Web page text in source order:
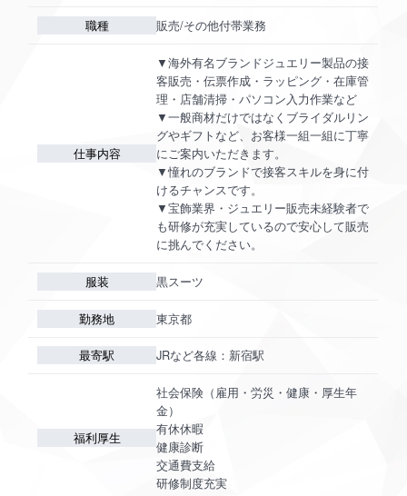
職種 販売/その他付帯業務
仕事内容
▼海外有名ブランドジュエリー製品の接
客販売・伝票作成・ラッピング・在庫管
理・店舗清掃・パソコン入力作業など
▼一般商材だけではなくブライダルリン
グやギフトなど、お客様一組一組に丁寧
にご案内いただきます。
▼憧れのブランドで接客スキルを身に付
けるチャンスです。
▼宝飾業界・ジュエリー販売未経験者で
も研修が充実しているので安心して販売
に挑んでください。
服装 黒スーツ
勤務地 東京都
最寄駅 JRなど各線：新宿駅
福利厚生
社会保険（雇用・労災・健康・厚生年
金）
有休休暇
健康診断
交通費支給
研修制度充実